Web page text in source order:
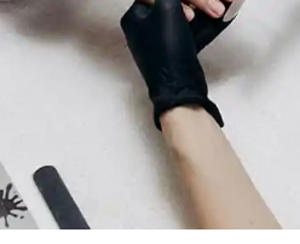
Корзина пуста